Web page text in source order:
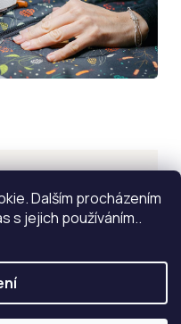
Dalším procházením
s jejich používáním..